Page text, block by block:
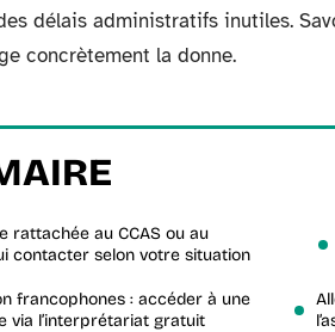
délais administratifs inutiles.
concrètement la donne.
rattachée au CCAS ou au
contacter selon votre situation
francophones : accéder à une
via l’interprétariat gratuit